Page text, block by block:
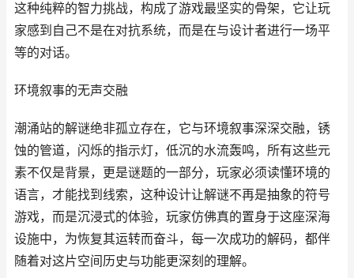
这种纯粹的智力挑战，构成了游戏最坚实的骨架，它让玩
家感到自己不是在对抗系统，而是在与设计者进行一场平
等的对话。
环境叙事的无声交融
潮涌站的解谜绝非孤立存在，它与环境叙事深深交融，锈
蚀的管道，闪烁的指示灯，低沉的水流轰鸣，所有这些元
素不仅是背景，更是谜题的一部分，玩家必须读懂环境的
语言，才能找到线索，这种设计让解谜不再是抽象的符号
游戏，而是沉浸式的体验，玩家仿佛真的置身于这座深海
设施中，为恢复其运转而奋斗，每一次成功的解码，都伴
随着对这片空间历史与功能更深刻的理解。